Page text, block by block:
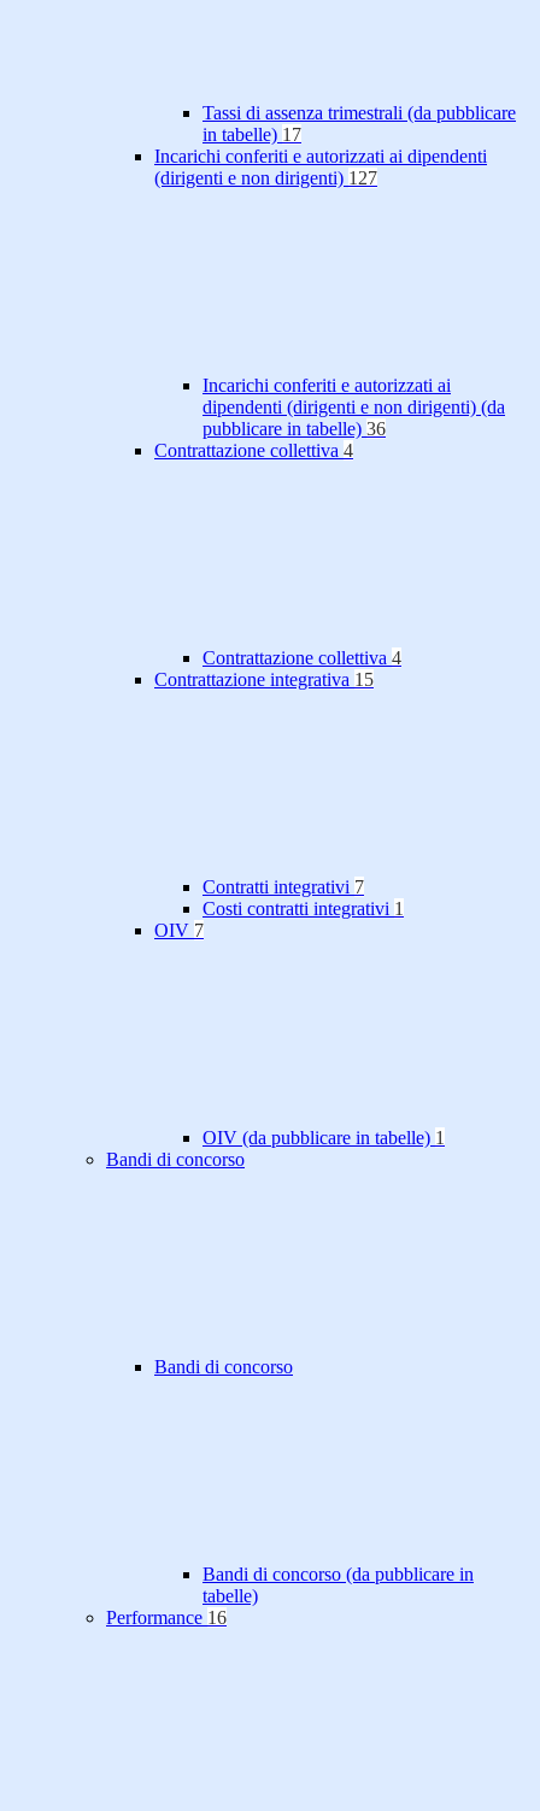
Tassi di assenza trimestrali (da pubblicare
in tabelle) 17
Incarichi conferiti e autorizzati ai dipendenti
(dirigenti e non dirigenti) 127
Incarichi conferiti e autorizzati ai
dipendenti (dirigenti e non dirigenti) (da
pubblicare in tabelle) 36
Contrattazione collettiva 4
Contrattazione collettiva 4
Contrattazione integrativa 15
Contratti integrativi 7
Costi contratti integrativi 1
OIV 7
OIV (da pubblicare in tabelle) 1
Bandi di concorso
Bandi di concorso
Bandi di concorso (da pubblicare in
tabelle)
Performance 16